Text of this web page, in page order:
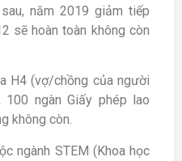
năm 2019 giảm tiếp
sẽ hoàn toàn không còn
H4 (vợ/chồng của người
ngàn Giấy phép lao
không còn.
ngành STEM (Khoa học